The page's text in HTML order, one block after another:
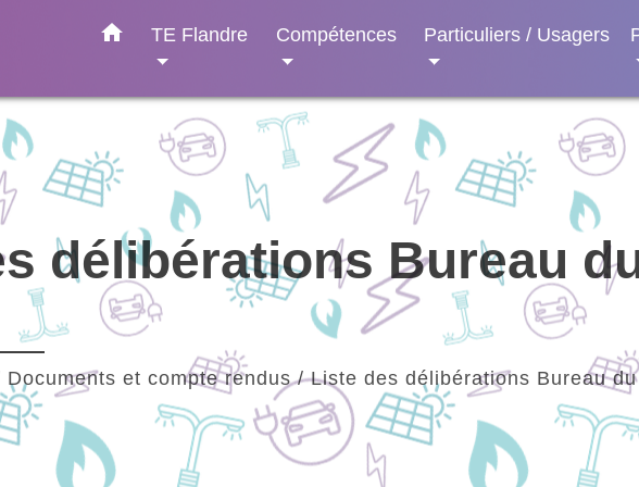
home TE Flandre Compétences Particuliers / Usagers
délibérations Bureau
Documents et compte rendus/Liste des délibérations Bureau